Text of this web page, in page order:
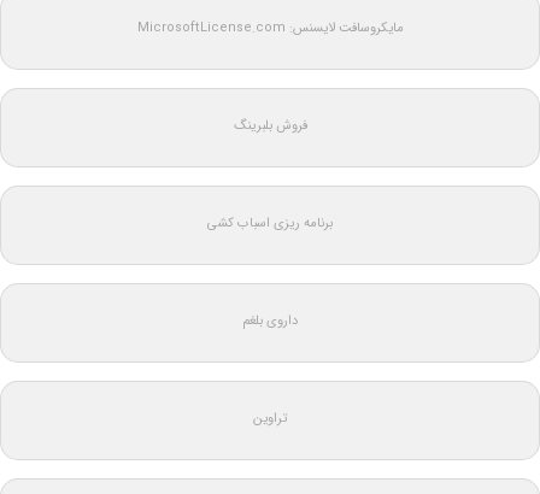
مایکروسافت لایسنس: MicrosoftLicense.com
فروش بلبرینگ
برنامه ریزی اسباب کشی
داروی بلغم
تراوین